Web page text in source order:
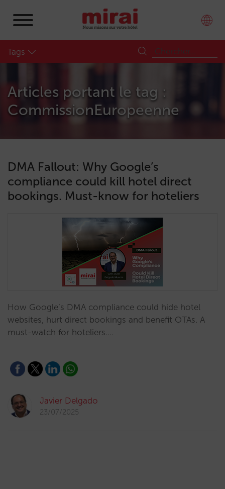
Tags
Articles portant le tag :
CommissionEuropeenne
DMA Fallout: Why Google’s
compliance could kill hotel direct
bookings. Must-know for hoteliers
How Google’s DMA compliance could hide hotel
websites, hurt direct bookings and benefit OTAs. A
must-watch for hoteliers.…
Javier Delgado
23/07/2025